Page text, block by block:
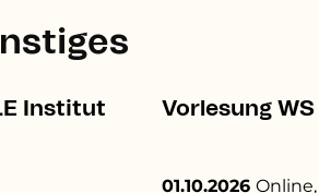
Institut
Vorlesung
01.10.2026